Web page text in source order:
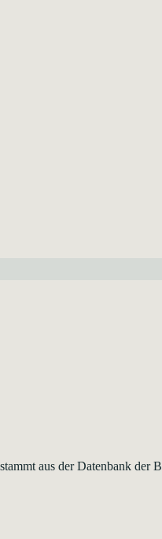
aus der Datenbank der